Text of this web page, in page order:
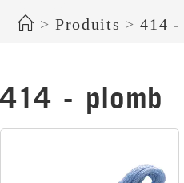
> Produits > 414 -
414 - plomb